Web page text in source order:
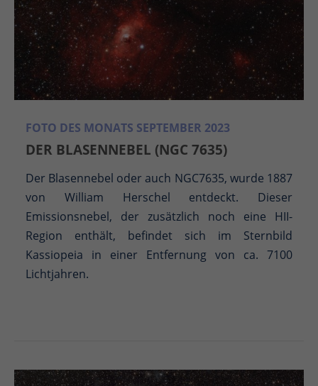
FOTO DES MONATS SEPTEMBER 2023
DER BLASENNEBEL (NGC 7635)
Der Blasennebel oder auch NGC7635, wurde 1887
von William Herschel entdeckt. Dieser
Emissionsnebel, der zusätzlich noch eine HII-
Region enthält, befindet sich im Sternbild
Kassiopeia in einer Entfernung von ca. 7100
Lichtjahren.